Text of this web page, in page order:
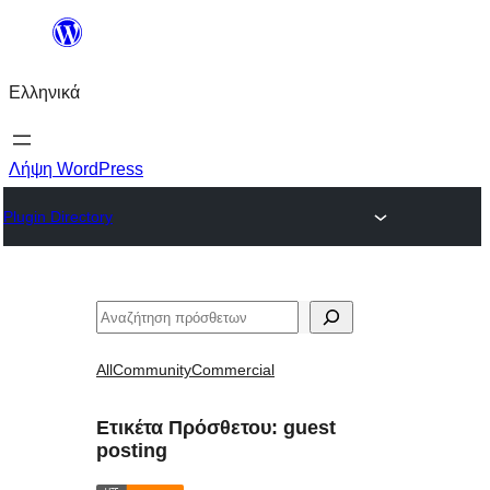
Μετάβαση
περιεχόμενο
Ελληνικά
Λήψη WordPress
Plugin Directory
Αναζήτηση
AllCommunityCommercial
Ετικέτα Πρόσθετου: guest
posting